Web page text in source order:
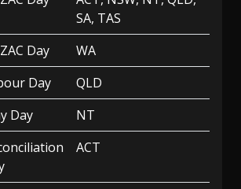
SA, TAS
Day
WA
Day
QLD
Day
NT
ACT